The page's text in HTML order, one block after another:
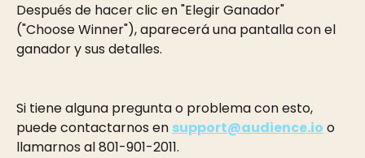
Después de hacer clic en "Elegir Ganador"
("Choose Winner"), aparecerá una pantalla con el
ganador y sus detalles.
Si tiene alguna pregunta o problema con esto,
puede contactarnos en support@audience.io o
llamarnos al 801-901-2011.